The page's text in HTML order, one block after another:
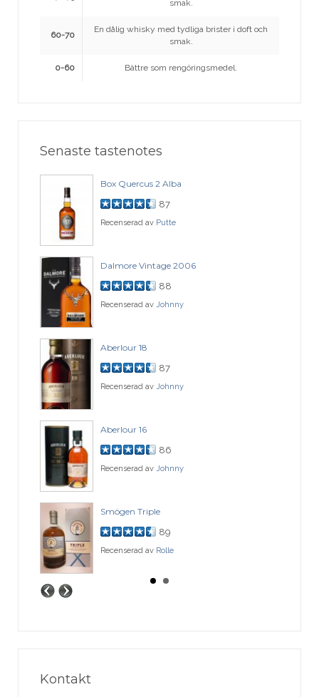
smak.
60-70
En dålig whisky med tydliga brister i doft och
smak.
0-60 Bättre som rengöringsmedel.
Senaste tastenotes
Box Quercus 2 Alba
87
Recenserad av Putte
Dalmore Vintage 2006
88
Recenserad av Johnny
Aberlour 18
87
Recenserad av Johnny
Aberlour 16
86
Recenserad av Johnny
Smögen Triple
89
Recenserad av Rolle
Kontakt